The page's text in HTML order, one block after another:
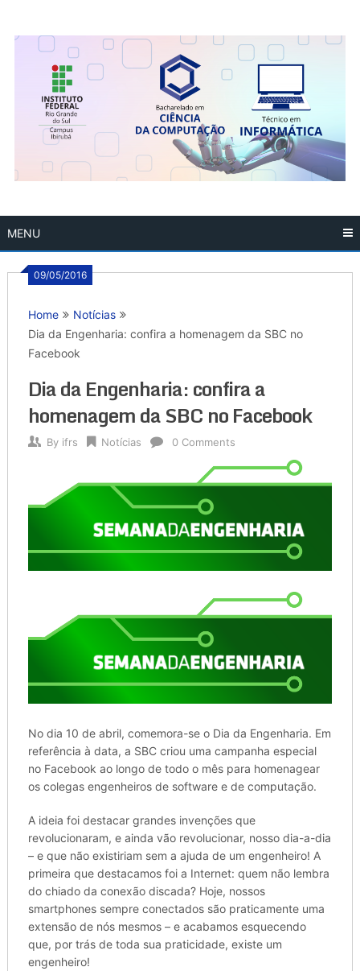
MENU
09/05/2016
Home
Notícias
Dia da Engenharia: confira a homenagem da SBC no
Facebook
Dia da Engenharia: confira a
homenagem da SBC no Facebook
By ifrs Notícias 0 Comments
No dia 10 de abril, comemora-se o Dia da Engenharia. Em
referência à data, a SBC criou uma campanha especial
no Facebook ao longo de todo o mês para homenagear
os colegas engenheiros de software e de computação.
A ideia foi destacar grandes invenções que
revolucionaram, e ainda vão revolucionar, nosso dia-a-dia
– e que não existiriam sem a ajuda de um engenheiro! A
primeira que destacamos foi a Internet: quem não lembra
do chiado da conexão discada? Hoje, nossos
smartphones sempre conectados são praticamente uma
extensão de nós mesmos – e acabamos esquecendo
que, por trás de toda sua praticidade, existe um
engenheiro!